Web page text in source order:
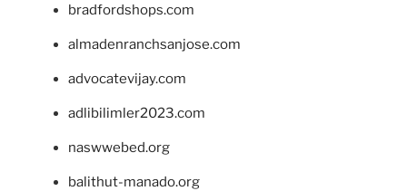
bradfordshops.com
almadenranchsanjose.com
advocatevijay.com
adlibilimler2023.com
naswwebed.org
balithut-manado.org